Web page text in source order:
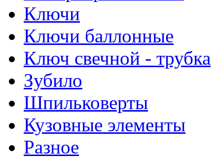
Ключи
Ключи баллонные
Ключ свечной - трубка
Зубило
Шпильковерты
Кузовные элементы
Разное